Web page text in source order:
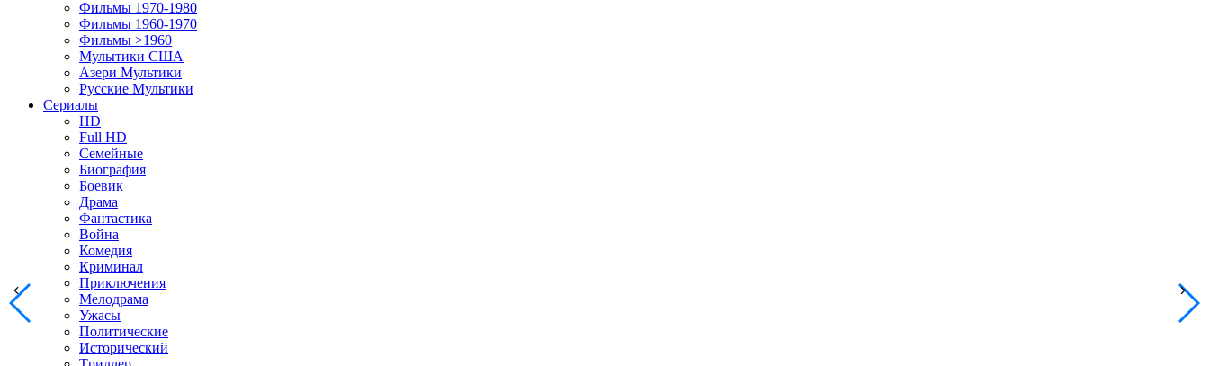
Фильмы 1970-1980
Фильмы 1960-1970
Фильмы >1960
Мулытики США
Азери Мультики
Русские Мультики
Сериалы
HD
Full HD
Семейные
Биография
Боевик
Драма
Фантастика
Война
Комедия
Криминал
Приключения
Мелодрама
Ужасы
Политические
Исторический